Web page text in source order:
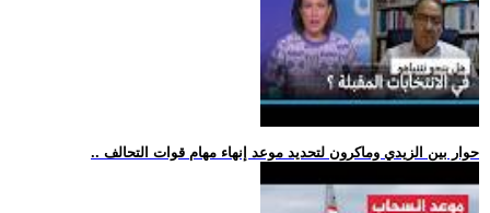
.. حوار بين الزيدي وماكرون لتحديد موعد إنهاء مهام قوات التحالف